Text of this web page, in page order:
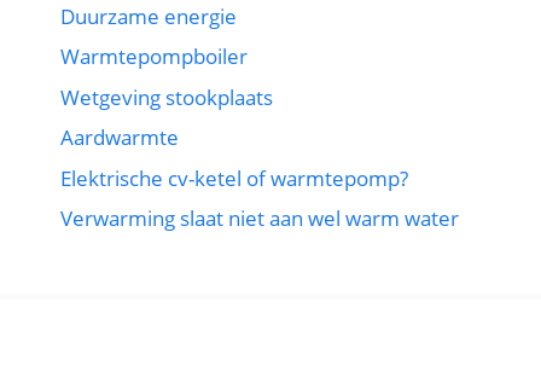
Duurzame energie
Warmtepompboiler
Wetgeving stookplaats
Aardwarmte
Elektrische cv-ketel of warmtepomp?
Verwarming slaat niet aan wel warm water